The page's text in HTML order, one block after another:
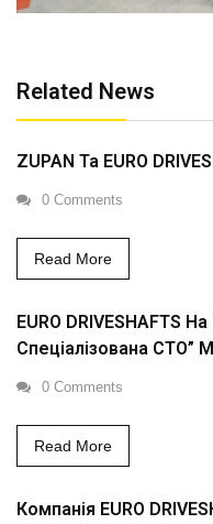
Related News
ZUPAN Та EURO
0 Comments
Read More
EURO DRIVESHAFTS
Спеціалізована СТО”
0 Comments
Read More
Компанія EURO